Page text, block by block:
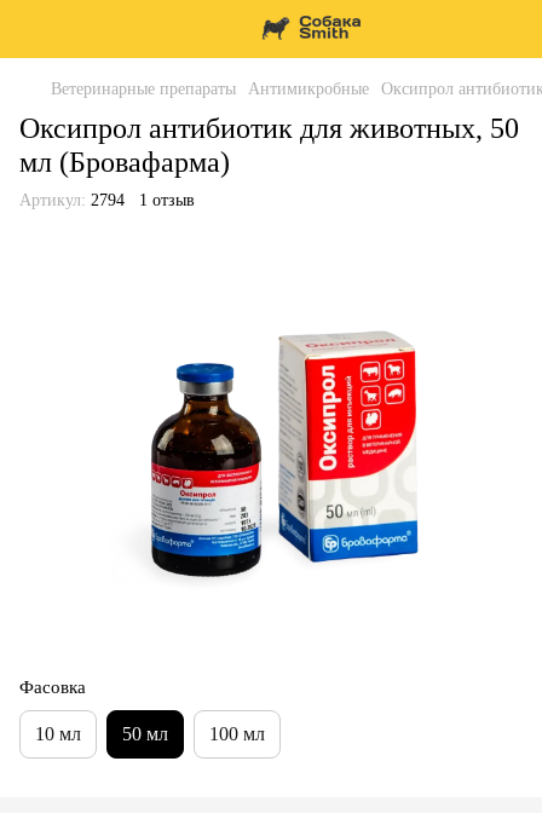
Ветеринарные препараты Антимикробные Оксипрол
Оксипрол антибиотик для животных, 50
мл (Бровафарма)
Артикул: 2794 1 отзыв
Фасовка
10 мл 50 мл 100 мл